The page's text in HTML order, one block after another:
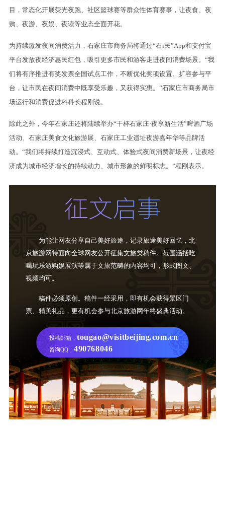
目，常态化开展荧光夜跑、社区篮球赛等群众性体育赛事，让夜食、夜
购、夜游、夜娱、夜读等业态全面开花。
为持续激发夜间消费活力，石家庄市商务局将通过“石i民”App和支付宝
平台发放夜经济惠民红包，吸引更多市民和游客走进夜间消费场景。“我
们将有序推进有奖发票全国试点工作，不断优化奖项设置、扩容参与平
台，让市民在夜间消费中既享受乐趣，又获得实惠。”石家庄市商务局市
场运行和消费促进科科长程刚说。
除此之外，今年石家庄还将陆续举办“干杯石家庄·夜享新生活”啤酒广场
活动、石家庄美食文化旅游展、石家庄工业遗址夜游嘉年华等品牌活
动。“我们将持续打造沉浸式、互动式、体验式夜间消费新场景，让夜经
济成为城市经济增长的持续动力、城市形象的鲜明标志。”程刚表示。
为能让网友分享自己美好旅途，记录旅途美好回忆，北
京旅游网特面向全球网友公开征集文旅类稿件。范围涵括吃
喝玩乐游购娱展演等属于文旅范畴的内容均可，形式图文、
视频均可。
稿件必须原创。稿件一经采用，即有机会获得景区门
票、精美礼品，更有机会参与北京旅游网年终盛典活动。
投稿邮箱： tougao@visitbeijing.com.cn
咨询QQ： 490768046